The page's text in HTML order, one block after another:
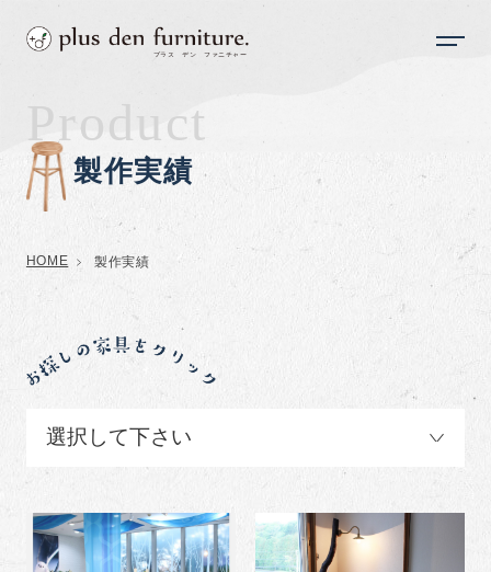
Product
製作実績
HOME 製作実績